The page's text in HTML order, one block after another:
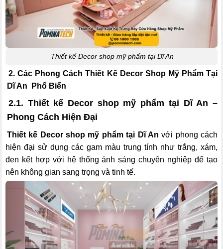
Thiết kế Decor shop mỹ phẩm tại Dĩ An
2. Các Phong Cách Thiết Kế Decor Shop Mỹ Phẩm Tại
Dĩ An Phổ Biến
2.1. Thiết kế Decor shop mỹ phẩm tại Dĩ An –
Phong Cách Hiện Đại
Thiết kế Decor shop mỹ phẩm tại Dĩ An với phong cách
hiện đại sử dụng các gam màu trung tính như trắng, xám,
đen kết hợp với hệ thống ánh sáng chuyên nghiệp để tạo
nên không gian sang trọng và tinh tế.